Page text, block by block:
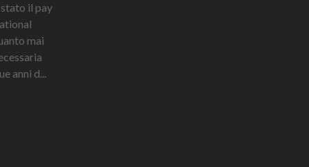
il pay
mai
anni d...